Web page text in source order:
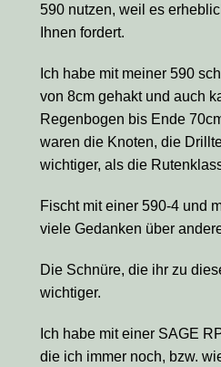
590 nutzen, weil es
Ihnen fordert.
Ich habe mit meiner 590
von 8cm gehakt und auch
Regenbogen bis Ende
waren die Knoten, die
wichtiger, als die
Fischt mit einer 590-4 und
viele Gedanken über
Die Schnüre, die ihr zu
wichtiger.
Ich habe mit einer SAGE
die ich immer noch, bzw.